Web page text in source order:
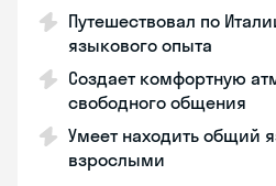
Путешествовал по
языкового опыта
Создает комфортную
свободного общения
Умеет находить общий
взрослыми